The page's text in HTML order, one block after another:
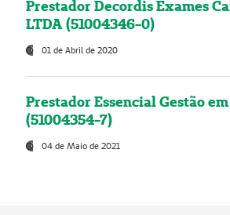
Prestador Decordis Exames
LTDA (51004346-0)
01 de Abril de 2020
Prestador Essencial Gestão
(51004354-7)
04 de Maio de 2021